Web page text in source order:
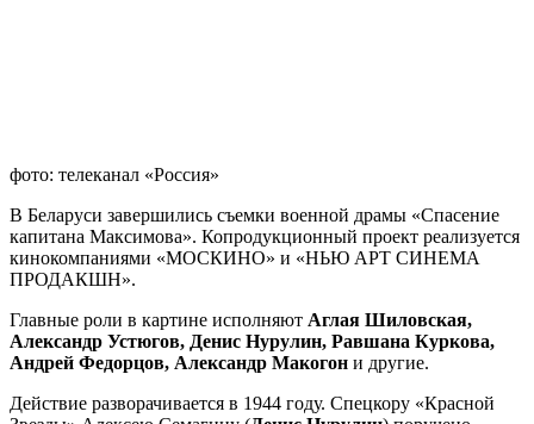
фото: телеканал «Россия»
В Беларуси завершились съемки военной драмы «Спасение
капитана Максимова». Копродукционный проект реализуется
кинокомпаниями «МОСКИНО» и «НЬЮ АРТ СИНЕМА
ПРОДАКШН».
Главные роли в картине исполняют Аглая Шиловская,
Александр Устюгов, Денис Нурулин, Равшана Куркова,
Андрей Федорцов, Александр Макогон и другие.
Действие разворачивается в 1944 году. Спецкору «Красной